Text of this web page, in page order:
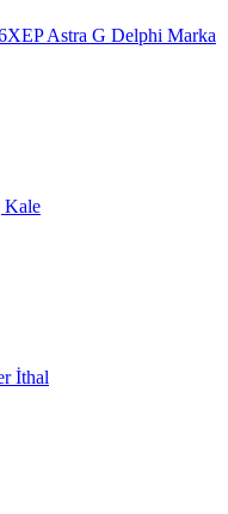
Astra G Delphi Marka
Kale
İthal